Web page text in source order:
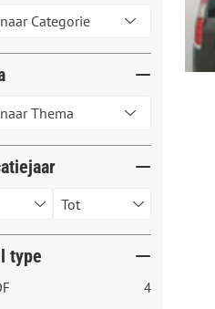
type
4